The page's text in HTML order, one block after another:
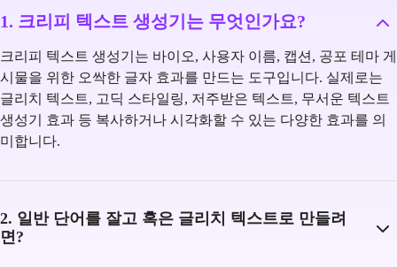
1. 크리피 텍스트 생성기는 무엇인가요?
크리피 텍스트 생성기는 바이오, 사용자 이름, 캡션, 공포 테마 게
시물을 위한 오싹한 글자 효과를 만드는 도구입니다. 실제로는
글리치 텍스트, 고딕 스타일링, 저주받은 텍스트, 무서운 텍스트
생성기 효과 등 복사하거나 시각화할 수 있는 다양한 효과를 의
미합니다.
2. 일반 단어를 잘고 혹은 글리치 텍스트로 만들려
면?